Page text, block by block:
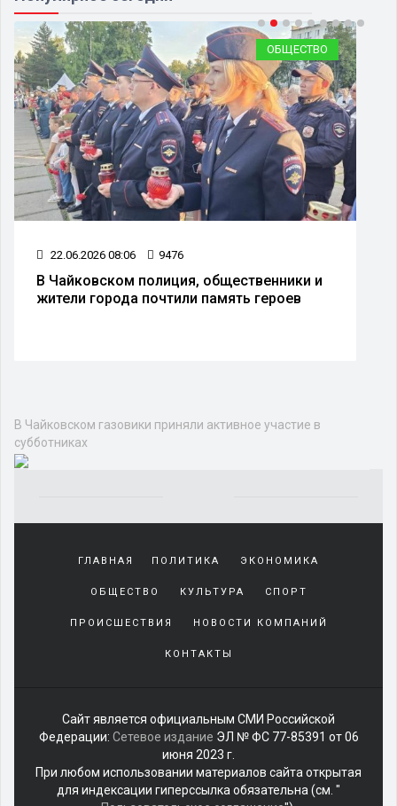
ОБЩЕСТВО
22.06.2026 08:06 9476
В Чайковском полиция, общественники и
жители города почтили память героев
В Чайковском газовики приняли активное участие в
субботниках
sürekli
beraber
geçirerek
harcadığı
yakın
olan
arkadaşına
misafir
olarak
ГЛАВНАЯ ПОЛИТИКА ЭКОНОМИКА
ОБЩЕСТВО КУЛЬТУРА СПОРТ
ПРОИСШЕСТВИЯ НОВОСТИ КОМПАНИЙ
КОНТАКТЫ
Сайт является официальным СМИ Российской
Федерации: Сетевое издание ЭЛ № ФС 77-85391 от 06
июня 2023 г.
При любом использовании материалов сайта открытая
для индексации гиперссылка обязательна (см. "